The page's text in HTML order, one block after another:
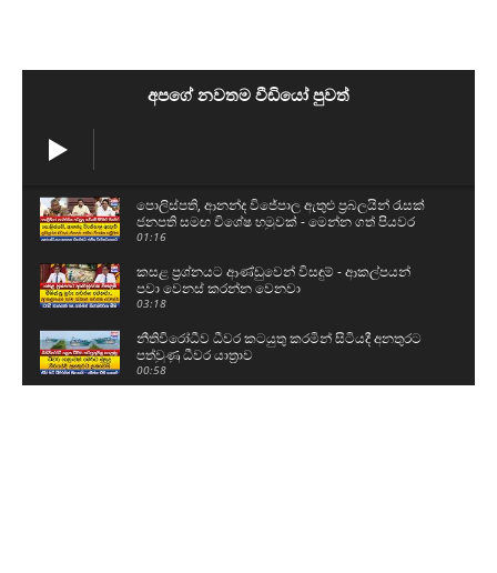
අපගේ නවතම වීඩියෝ පුවත්
පොලිස්පති, ආනන්ද විජේපාල ඇතුළු ප්‍රබලයින් රැසක්
ජනපති සමඟ විශේෂ හමුවක් - මෙන්න ගත් පියවර
01:16
කසළ ප්‍රශ්නයට ආණ්ඩුවෙන් විසඳුම් - ආකල්පයන්
පවා වෙනස් කරන්න වෙනවා
03:18
නීතිවිරෝධීව ධීවර කටයුතු කරමින් සිටියදී අනතුරට
පත්වුණු ධීවර යාත්‍රාව
00:58